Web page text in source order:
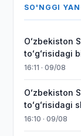
SO'NGGI
Oʻzbekiston
toʻgʻrisidagi
16:11 · 09/08
Oʻzbekiston
toʻgʻrisidagi
16:10 · 09/08